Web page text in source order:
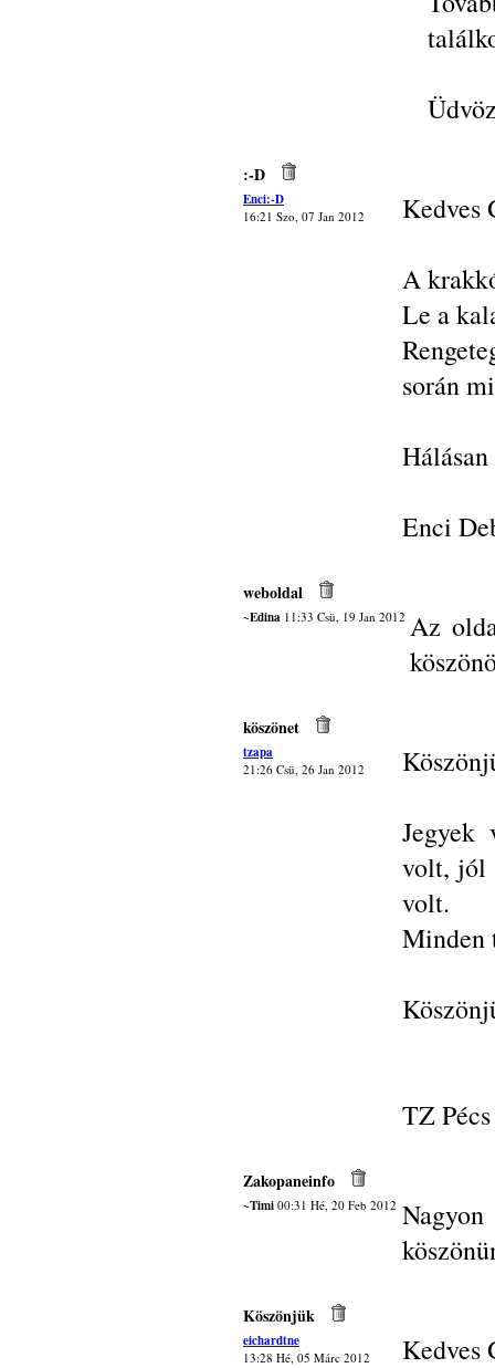
:-D
Enci:-D
16:21 Szo, 07 Jan 2012
Kedves
A
Le a
során
Enci
weboldal
~Edina 11:33 Csü, 19 Jan 2012 Az
köszönet
tzapa
21:26 Csü, 26 Jan 2012
Jegyek
volt, jól
volt.
Minden
TZ Pécs
Zakopaneinfo
~Timi 00:31 Hé, 20 Feb 2012
Köszönjük
eichardtne
13:28 Hé, 05 Márc 2012
Kedves